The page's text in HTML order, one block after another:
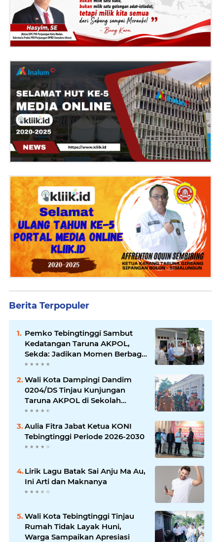
Berita Terpopuler
Pemko Tebingtinggi Sambut
Kedatangan Taruna AKPOL,
Sekda: Jadikan Momen Berbagi
Ilmu
Wali Kota Dampingi Dandim
0204/DS Tinjau Kunjungan
Taruna AKPOL di Sekolah
Rakyat Tebingtinggi
Aulia Fitra Jabat Ketua KONI
Tebingtinggi Periode 2026-2030
Lirik Lagu Batak Sai Anju Ma Au,
Ini Arti dan Maknanya
Wali Kota Tebingtinggi Tinjau
Rumah Tidak Layak Huni,
Warga Sampaikan Apresiasi